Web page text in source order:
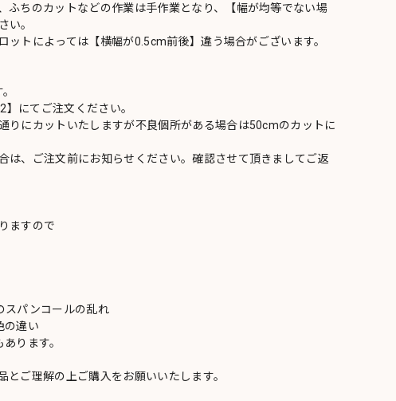
ふちのカットなどの作業は手作業となり、【幅が均等でない場
い。
ットによっては【横幅が0.5cm前後】違う場合がございます。
にてご注文ください。
りにカットいたしますが不良個所がある場合は50cmのカットに
は、ご注文前にお知らせください。確認させて頂きましてご返
ますので
スパンコールの乱れ
の違い
ります。
ご理解の上ご購入をお願いいたします。